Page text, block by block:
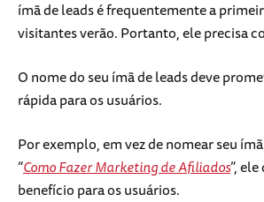
ímã de leads é frequentemente a
visitantes verão. Portanto, ele precisa
O nome do seu ímã de leads deve
rápida para os usuários.
Por exemplo, em vez de nomear seu
“Como Fazer Marketing de Afiliados”,
benefício para os usuários.